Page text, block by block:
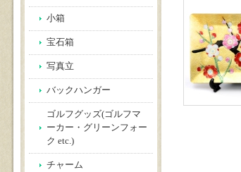
小箱
宝石箱
写真立
バックハンガー
ゴルフグッズ(ゴルフマ
ーカー・グリーンフォー
ク etc.)
チャーム